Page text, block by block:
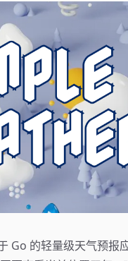
Go 的轻量级天气预报